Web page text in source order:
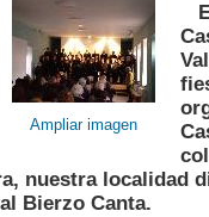
Ampliar imagen
nuestra localidad
Bierzo Canta.